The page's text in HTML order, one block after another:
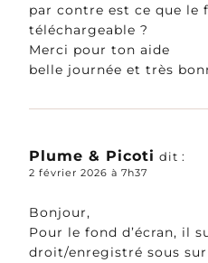
par contre est ce que le
téléchargeable ?
Merci pour ton aide
belle journée et très
Plume & Picoti dit :
2 février 2026 à 7h37
Bonjour,
Pour le fond d’écran, il
droit/enregistré sous sur